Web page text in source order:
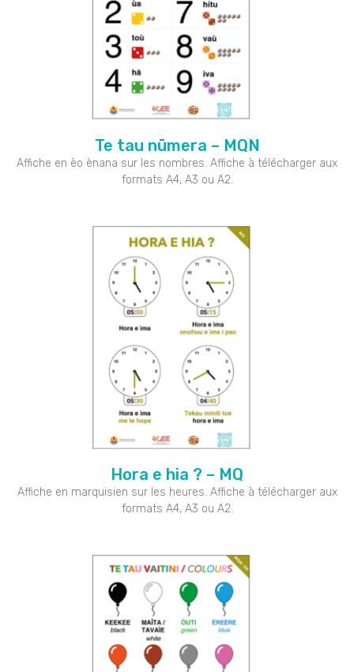
Te tau nūmera – MQN
Affiche en èo ènana sur les nombres. Affiche à télécharger aux
formats A4, A3 ou A2.
Hora e hia ? – MQ
Affiche en marquisien sur les heures. Affiche à télécharger aux
formats A4, A3 ou A2.